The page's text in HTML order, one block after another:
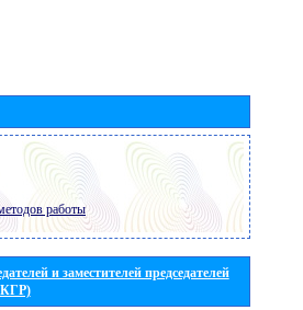
работы
и заместителей председателей